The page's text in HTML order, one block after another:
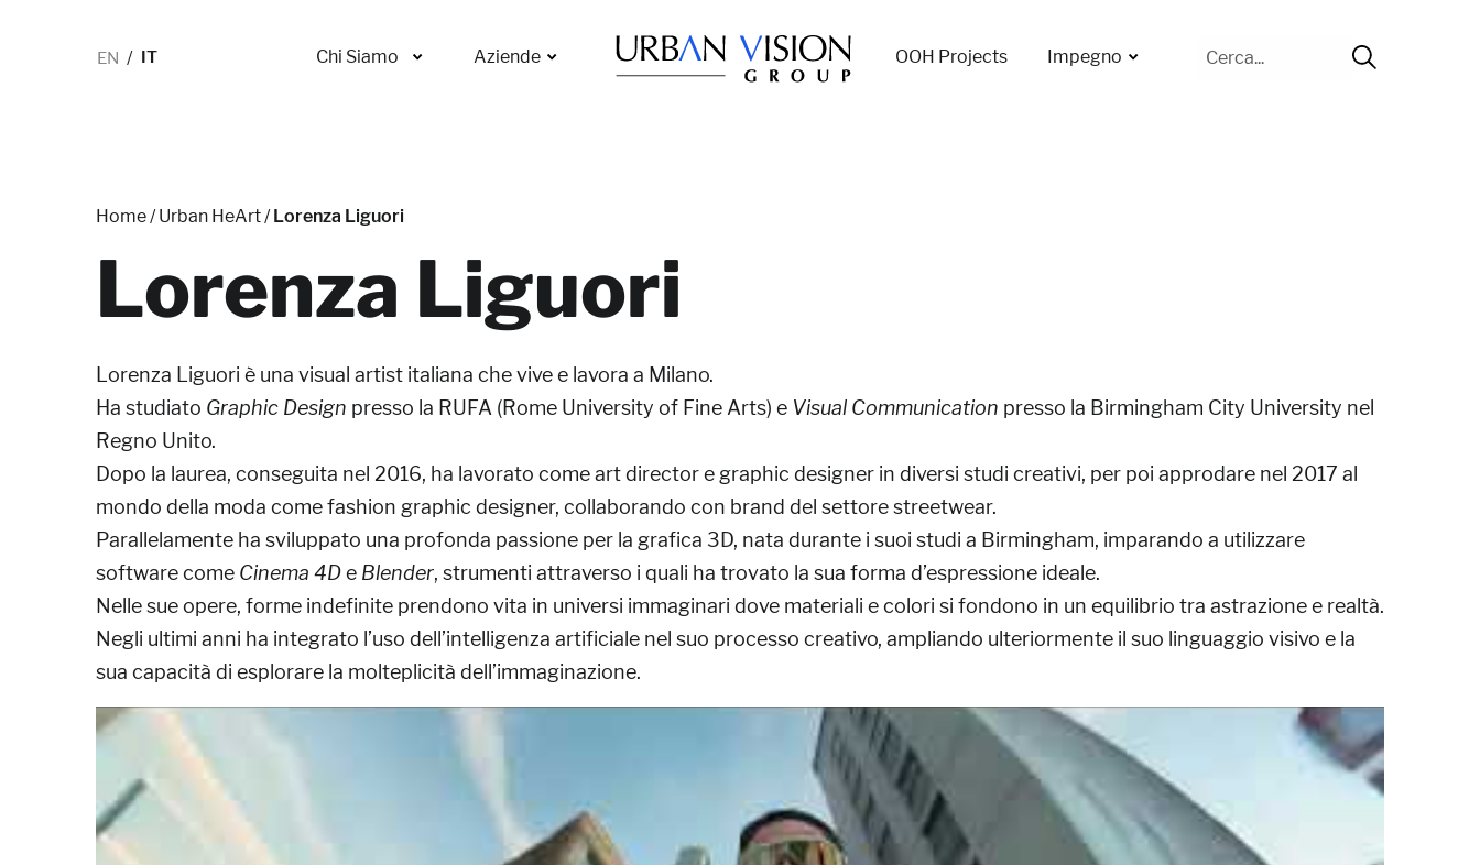
EN IT Chi Siamo Aziende OOH Projects Impegno
Cerca
Home /Urban HeArt /Lorenza Liguori
Lorenza Liguori
Lorenza Liguori è una visual artist italiana che vive e lavora a Milano.
Ha studiato Graphic Design presso la RUFA (Rome University of Fine Arts) e Visual Communication presso la Birmingham City University nel
Regno Unito.
Dopo la laurea, conseguita nel 2016, ha lavorato come art director e graphic designer in diversi studi creativi, per poi approdare nel 2017 al
mondo della moda come fashion graphic designer, collaborando con brand del settore streetwear.
Parallelamente ha sviluppato una profonda passione per la grafica 3D, nata durante i suoi studi a Birmingham, imparando a utilizzare
software come Cinema 4De Blender, strumenti attraverso i quali ha trovato la sua forma d’espressione ideale.
Nelle sue opere, forme indefinite prendono vita in universi immaginari dove materiali e colori si fondono in un equilibrio tra astrazione e realtà.
Negli ultimi anni ha integrato l’uso dell’intelligenza artificiale nel suo processo creativo, ampliando ulteriormente il suo linguaggio visivo e la
sua capacità di esplorare la molteplicità dell’immaginazione.